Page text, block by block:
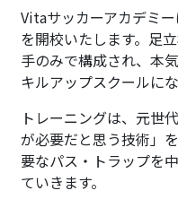
Vitaサッカーアカデミ
を開校いたします。足
手のみで構成され、本
キルアップスクールにな
トレーニングは、元世
が必要だと思う技術」
要なパス・トラップを
ていきます。